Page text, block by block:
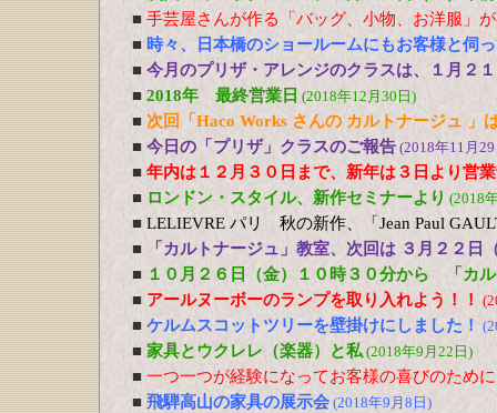
■ 手芸屋さんが作る「バッグ、小物、お洋服」
■ 時々、日本橋のショールームにもお客様と伺
■ 今月のプリザ・アレンジのクラスは、１月２
■ 2018年 最終営業日 (2018年12月30日)
■ 次回「Haco Works さんの カルトナージュ 」
■ 今日の「プリザ」クラスのご報告 (2018年11月
■ 年内は１２月３０日まで、新年は３日より営
■ ロンドン・スタイル、新作セミナーより (2018
■ LELIEVRE パリ 秋の新作、「Jean Paul
■
「カルトナージュ」教室、次回は ３月２２日
■ １０月２６日（金）１０時３０分から 「カ
■ アールヌーボーのランプを取り入れよう！！
■ ケルムスコットツリーを壁掛けにしました！
■ 家具とウクレレ（楽器）と私(2018年9月22日)
■ 一つ一つが経験になってお客様の喜びのために
■ 飛騨高山の家具の展示会 (2018年9月8日)